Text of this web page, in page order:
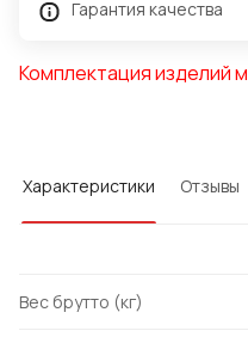
Гарантия качества
Комплектация изделий
Характеристики Отзывы
Вес брутто (кг)